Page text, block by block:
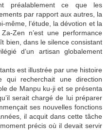
préalablement ce que les
par rapport aux autres, la
même, l’étude, la dévotion et la
Zen n’est une performance
bien, dans le silence consistant
d’un artisan globalement
est illustrée par une histoire
recherchait une direction
de Manpu ku-ji et se présenta
serait chargé de lui préparer
ses nouvelles fonctions
il acquit dans cette tâche
précis où il devait servir